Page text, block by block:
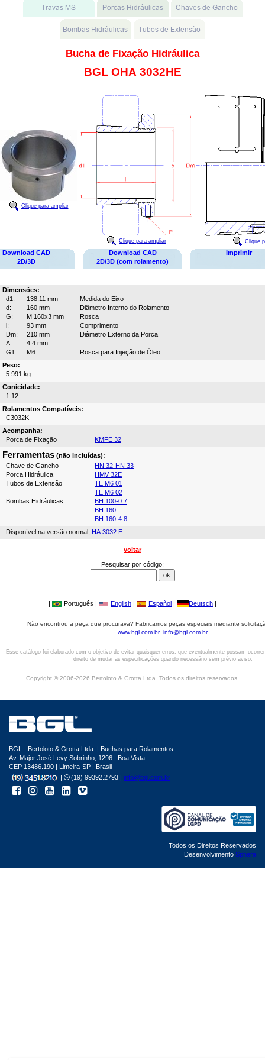
Bucha de Fixação Hidráulica
BGL OHA 3032HE
Clique para ampliar
Clique para ampliar Clique
Download CAD
2D/3D
Download CAD
2D/3D (com rolamento)
Imprimir
Dimensões:
d1:
138,11 mm
Medida do Eixo
d:
160 mm
Diâmetro Interno do Rolamento
G:
M 160x3 mm
Rosca
l:
93 mm
Comprimento
Dm:
210 mm
Diâmetro Externo da Porca
A:
4.4 mm
G1:
M6
Rosca para Injeção de Óleo
Peso:
5.991 kg
Conicidade:
1:12
Rolamentos Compatíveis:
C3032K
Acompanha:
Porca de Fixação
KMFE 32
Ferramentas (não incluídas):
Chave de Gancho
HN 32-HN 33
Porca Hidráulica
HMV 32E
Tubos de Extensão
TE M6 01
TE M6 02
Bombas Hidráulicas
BH 100-0.7
BH 160
BH 160-4.8
Disponível na versão normal, HA 3032 E
voltar
Pesquisar por código:
| Português | English | Español | Deutsch |
Não encontrou a peça que procurava? Fabricamos peças especiais mediante
www.bgl.com.br info@bgl.com.br
Esse catálogo foi elaborado com o objetivo de evitar quaisquer erros, que eventualmente possam
direito de mudar as especificações quando necessário sem prévio aviso.
Copyright © 2006-2026 Bertoloto & Grotta Ltda. Todos os direitos reservados.
BGL - Bertoloto & Grotta Ltda. | Buchas para Rolamentos.
Av. Major José Levy Sobrinho, 1296 | Boa Vista
CEP 13486.190 | Limeira-SP | Brasil
|
(19) 99392.2793 | info@bgl.com.br
Todos os Direitos Reservados
Desenvolvimento Sphera